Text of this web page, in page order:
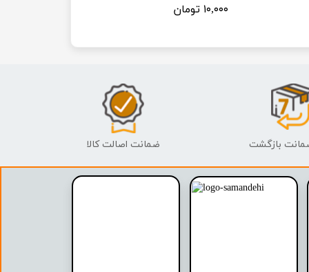
۱۰,۰۰۰ تومان
ضمانت اصالت کالا